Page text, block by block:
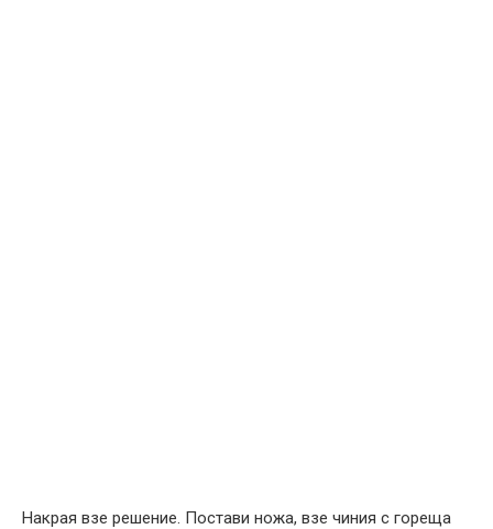
Накрая взе решение. Постави ножа, взе чиния с гореща